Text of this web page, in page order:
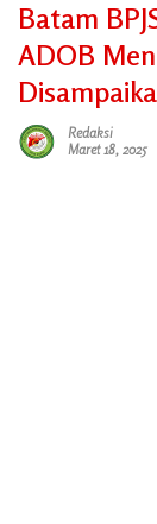
Batam
ADOB
Redaksi
Maret 18, 2025